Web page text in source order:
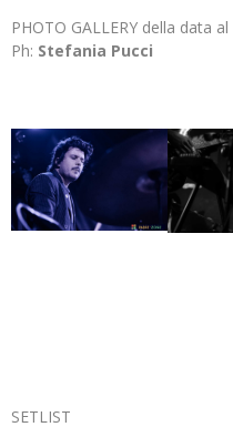
PHOTO GALLERY della data al
Ph: Stefania Pucci
SETLIST